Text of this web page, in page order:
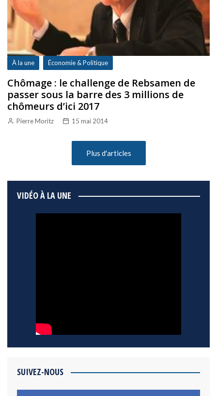
À la une Économie & Politique
Chômage : le challenge de Rebsamen de
passer sous la barre des 3 millions de
chômeurs d’ici 2017
Pierre Moritz 15 mai 2014
Plus d'articles
VIDÉO À LA UNE
SUIVEZ-NOUS